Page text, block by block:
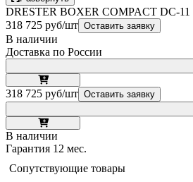
DRESTER BOXER COMPACT
318 725 руб/шт Оставить заявку
В наличии
Доставка по России
318 725 руб/шт Оставить заявку
В наличии
Гарантия 12 мес.
Сопутствующие товары